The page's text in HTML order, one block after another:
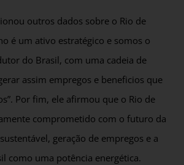
outros dados sobre o Rio de
é um ativo estratégico e somos o
do Brasil, com uma cadeia de
assim empregos e beneficios que
Por fim, ele afirmou que o Rio de
comprometido com o futuro da
geração de empregos e a
como uma potência energética.